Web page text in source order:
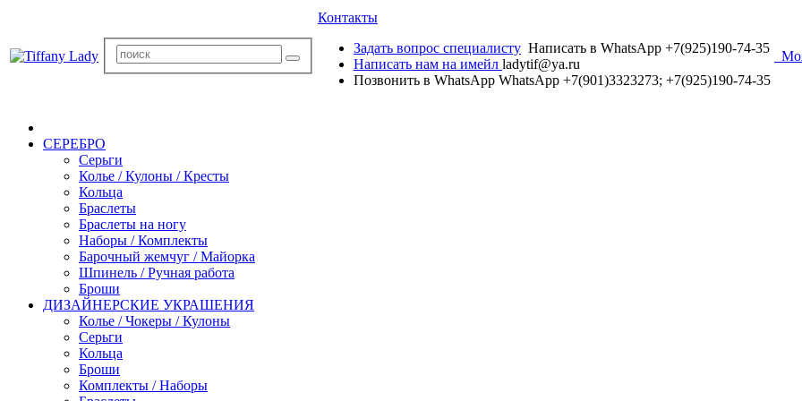
Контакты
Задать вопрос специалисту Написать в WhatsApp +7(925)190-74-35
Написать нам на имейл ladytif@ya.ru
Позвонить в WhatsApp WhatsApp +7(901)3323273; +7(925)190-74-35
СЕРЕБРО
Серьги
Колье / Кулоны / Кресты
Кольца
Браслеты
Браслеты на ногу
Наборы / Комплекты
Барочный жемчуг / Майорка
Шпинель / Ручная работа
Броши
ДИЗАЙНЕРСКИЕ УКРАШЕНИЯ
Колье / Чокеры / Кулоны
Серьги
Кольца
Броши
Комплекты / Наборы